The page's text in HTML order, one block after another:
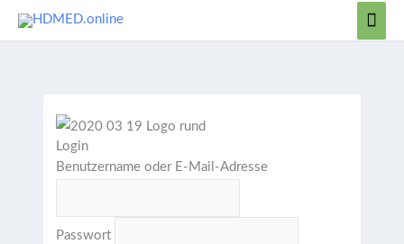
Zum
Login
Benutzername oder E-Mail-Adresse
Passwort